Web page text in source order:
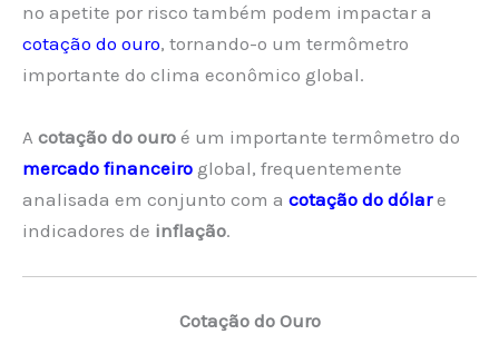
no apetite por risco também podem impactar a
cotação do ouro, tornando-o um termômetro
importante do clima econômico global.
A cotação do ouro é um importante termômetro do
mercado financeiro global, frequentemente
analisada em conjunto com a cotação do dólare
indicadores de inflação.
Cotação do Ouro